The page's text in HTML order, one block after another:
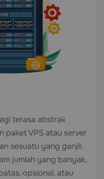
terasa abstrak
paket VPS atau server
sesuatu yang ganjil:
jumlah yang banyak,
opsional, atau